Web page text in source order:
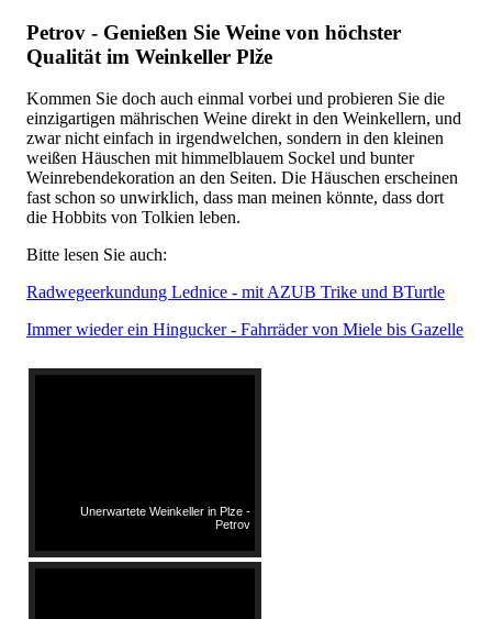
Petrov - Genießen Sie Weine von höchster
Qualität im Weinkeller Plže
Kommen Sie doch auch einmal vorbei und probieren Sie die
einzigartigen mährischen Weine direkt in den Weinkellern, und
zwar nicht einfach in irgendwelchen, sondern in den kleinen
weißen Häuschen mit himmelblauem Sockel und bunter
Weinrebendekoration an den Seiten. Die Häuschen erscheinen
fast schon so unwirklich, dass man meinen könnte, dass dort
die Hobbits von Tolkien leben.
Bitte lesen Sie auch:
Radwegeerkundung Lednice - mit AZUB Trike und BTurtle
Immer wieder ein Hingucker - Fahrräder von Miele bis Gazelle
Unerwartete Weinkeller in Plze -
Petrov